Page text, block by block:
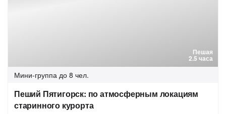
Пешая
2.5 часа
Мини-группа до 8 чел.
Пеший Пятигорск: по атмосферным локациям
старинного курорта